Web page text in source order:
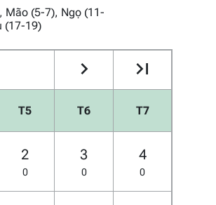
Mão (5-7), Ngọ (11-
(17-19)
T5 T6 T7
2
0
3
0
4
0